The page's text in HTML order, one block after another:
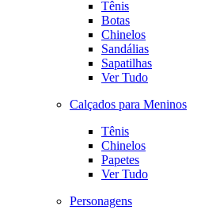
Tênis
Botas
Chinelos
Sandálias
Sapatilhas
Ver Tudo
Calçados para Meninos
Tênis
Chinelos
Papetes
Ver Tudo
Personagens